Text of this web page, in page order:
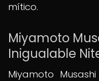
mítico.
Miyamoto
Inigualable
Miyamoto